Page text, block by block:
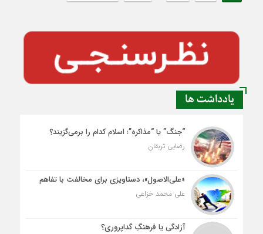
یادداشت ها
“جنگ” یا “مذاکره”؛ اسلام کدام را برمی‌گزیند؟
رضایی تربقان
«علی‌الاصول»، دستاویزی برای مخالفت با تفاهم
علی محمد خزاعی
آزادگی یا فرهنگِ گداپروری؟